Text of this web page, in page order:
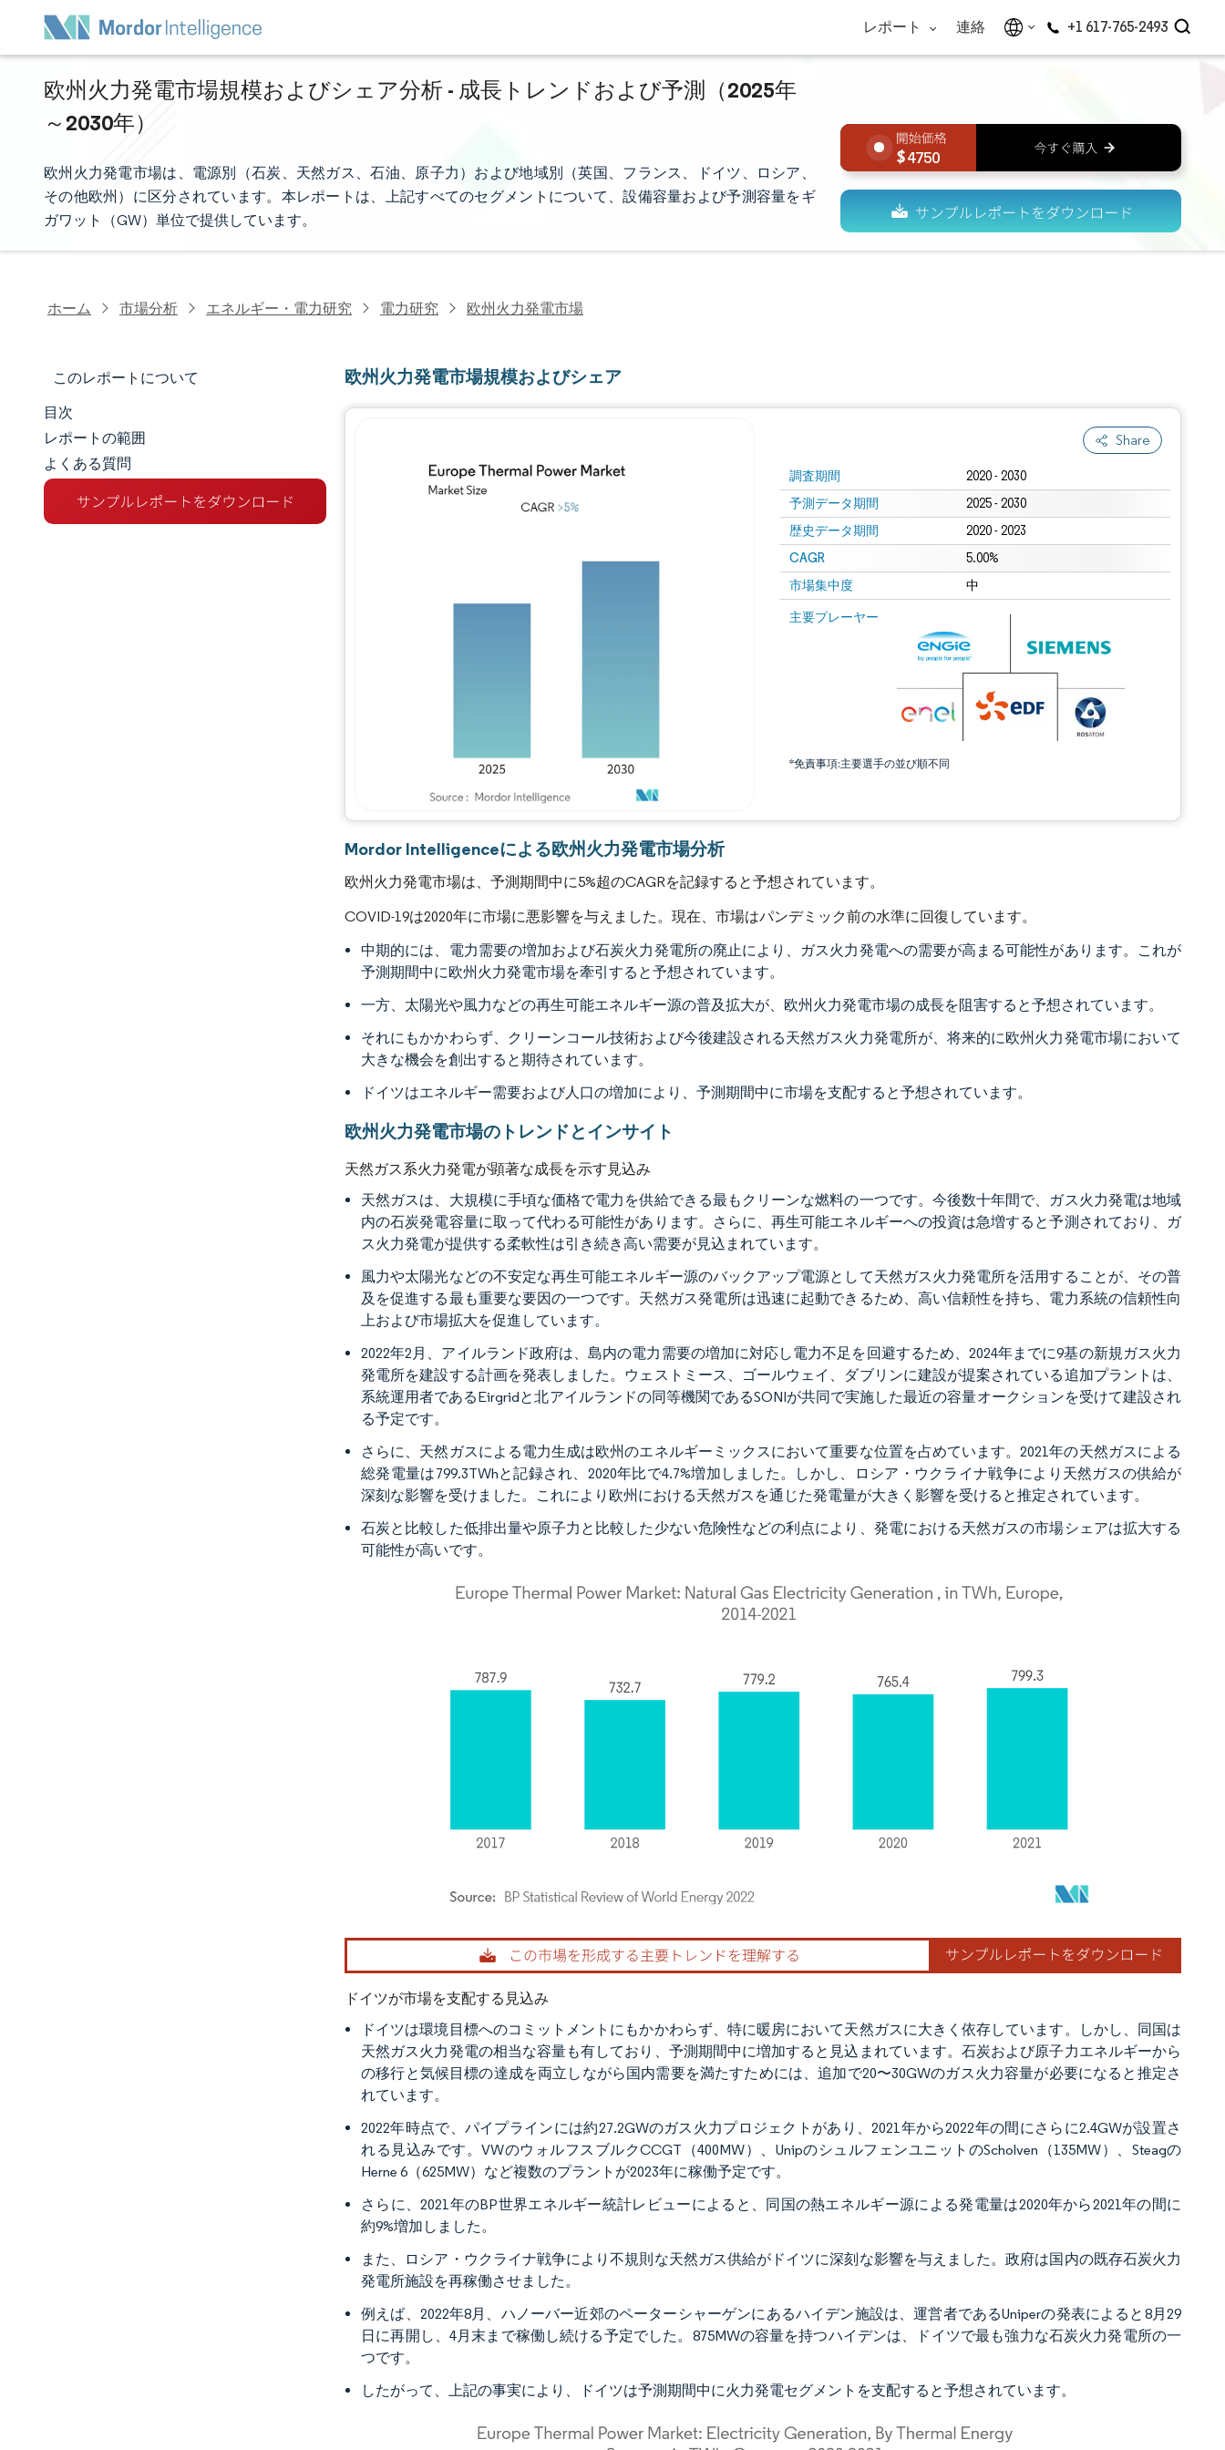
レポート 連絡 +1 617-765-2493
欧州火力発電市場規模およびシェア分析 - 成長トレンドおよび予測（2025年
～2030年）
欧州火力発電市場は、電源別（石炭、天然ガス、石油、原子力）および地域別（英国、フランス、ドイツ、ロシア、
その他欧州）に区分されています。本レポートは、上記すべてのセグメントについて、設備容量および予測容量をギ
ガワット（GW）単位で提供しています。
4750
ホーム 市場分析 エネルギー・電力研究 電力研究 欧州火力発電市場
このレポートについて
マーケットスナップショット
市場概要
主な市場動向
目次
レポートの範囲
よくある質問
欧州火力発電市場規模およびシェア
Share
調査期間 2020 - 2030
予測データ期間 2025 - 2030
歴史データ期間 2020 - 2023
CAGR 5.00%
市場集中度 中
主要プレーヤー
*免責事項:主要選手の並び順不同
Mordor Intelligenceによる欧州火力発電市場分析
欧州火力発電市場は、予測期間中に5%超のCAGRを記録すると予想されています。
COVID-19は2020年に市場に悪影響を与えました。現在、市場はパンデミック前の水準に回復しています。
中期的には、電力需要の増加および石炭火力発電所の廃止により、ガス火力発電への需要が高まる可能性があります。これが
予測期間中に欧州火力発電市場を牽引すると予想されています。
一方、太陽光や風力などの再生可能エネルギー源の普及拡大が、欧州火力発電市場の成長を阻害すると予想されています。
それにもかかわらず、クリーンコール技術および今後建設される天然ガス火力発電所が、将来的に欧州火力発電市場において
大きな機会を創出すると期待されています。
ドイツはエネルギー需要および人口の増加により、予測期間中に市場を支配すると予想されています。
欧州火力発電市場のトレンドとインサイト
天然ガス系火力発電が顕著な成長を示す見込み
天然ガスは、大規模に手頃な価格で電力を供給できる最もクリーンな燃料の一つです。今後数十年間で、ガス火力発電は地域
内の石炭発電容量に取って代わる可能性があります。さらに、再生可能エネルギーへの投資は急増すると予測されており、ガ
ス火力発電が提供する柔軟性は引き続き高い需要が見込まれています。
風力や太陽光などの不安定な再生可能エネルギー源のバックアップ電源として天然ガス火力発電所を活用することが、その普
及を促進する最も重要な要因の一つです。天然ガス発電所は迅速に起動できるため、高い信頼性を持ち、電力系統の信頼性向
上および市場拡大を促進しています。
2022年2月、アイルランド政府は、島内の電力需要の増加に対応し電力不足を回避するため、2024年までに9基の新規ガス火力
発電所を建設する計画を発表しました。ウェストミース、ゴールウェイ、ダブリンに建設が提案されている追加プラントは、
系統運用者であるEirgridと北アイルランドの同等機関であるSONIが共同で実施した最近の容量オークションを受けて建設され
る予定です。
さらに、天然ガスによる電力生成は欧州のエネルギーミックスにおいて重要な位置を占めています。2021年の天然ガスによる
総発電量は799.3TWhと記録され、2020年比で4.7%増加しました。しかし、ロシア・ウクライナ戦争により天然ガスの供給が
深刻な影響を受けました。これにより欧州における天然ガスを通じた発電量が大きく影響を受けると推定されています。
石炭と比較した低排出量や原子力と比較した少ない危険性などの利点により、発電における天然ガスの市場シェアは拡大する
可能性が高いです。
画像 © Mordor Intelligence。再利用にはCC BY 4.0の表示が必要です。
ドイツが市場を支配する見込み
ドイツは環境目標へのコミットメントにもかかわらず、特に暖房において天然ガスに大きく依存しています。しかし、同国は
天然ガス火力発電の相当な容量も有しており、予測期間中に増加すると見込まれています。石炭および原子力エネルギーから
の移行と気候目標の達成を両立しながら国内需要を満たすためには、追加で20〜30GWのガス火力容量が必要になると推定さ
れています。
2022年時点で、パイプラインには約27.2GWのガス火力プロジェクトがあり、2021年から2022年の間にさらに2.4GWが設置さ
れる見込みです。VWのウォルフスブルクCCGT（400MW）、UnipのシュルフェンユニットのScholven（135MW）、Steagの
Herne 6（625MW）など複数のプラントが2023年に稼働予定です。
さらに、2021年のBP世界エネルギー統計レビューによると、同国の熱エネルギー源による発電量は2020年から2021年の間に
約9%増加しました。
また、ロシア・ウクライナ戦争により不規則な天然ガス供給がドイツに深刻な影響を与えました。政府は国内の既存石炭火力
発電所施設を再稼働させました。
例えば、2022年8月、ハノーバー近郊のペーターシャーゲンにあるハイデン施設は、運営者であるUniperの発表によると8月29
日に再開し、4月末まで稼働し続ける予定でした。875MWの容量を持つハイデンは、ドイツで最も強力な石炭火力発電所の一
つです。
したがって、上記の事実により、ドイツは予測期間中に火力発電セグメントを支配すると予想されています。